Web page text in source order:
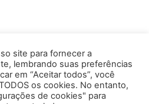
site para fornecer a
lembrando suas preferências
em “Aceitar todos”, você
os cookies. No entanto,
de cookies" para